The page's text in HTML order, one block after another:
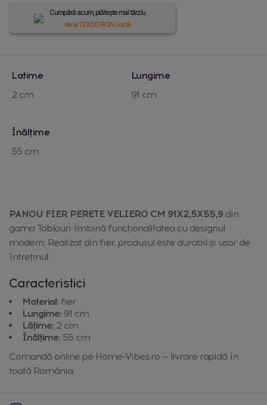
Cumpără acum, plătește mai târziu
de la123.00 RON / lună
Latime
2 cm
Lungime
91 cm
Înălțime
55 cm
PANOU FIER PERETE VELIERO CM 91X2,5X55,9 din
gama Tablouri îmbină funcționalitatea cu designul
modern. Realizat din fier, produsul este durabil și ușor de
întreținut.
Caracteristici
Material: fier
Lungime: 91 cm
Lățime: 2 cm
Înălțime: 55 cm
Comandă online pe Home-Vibes.ro — livrare rapidă în
toată România.